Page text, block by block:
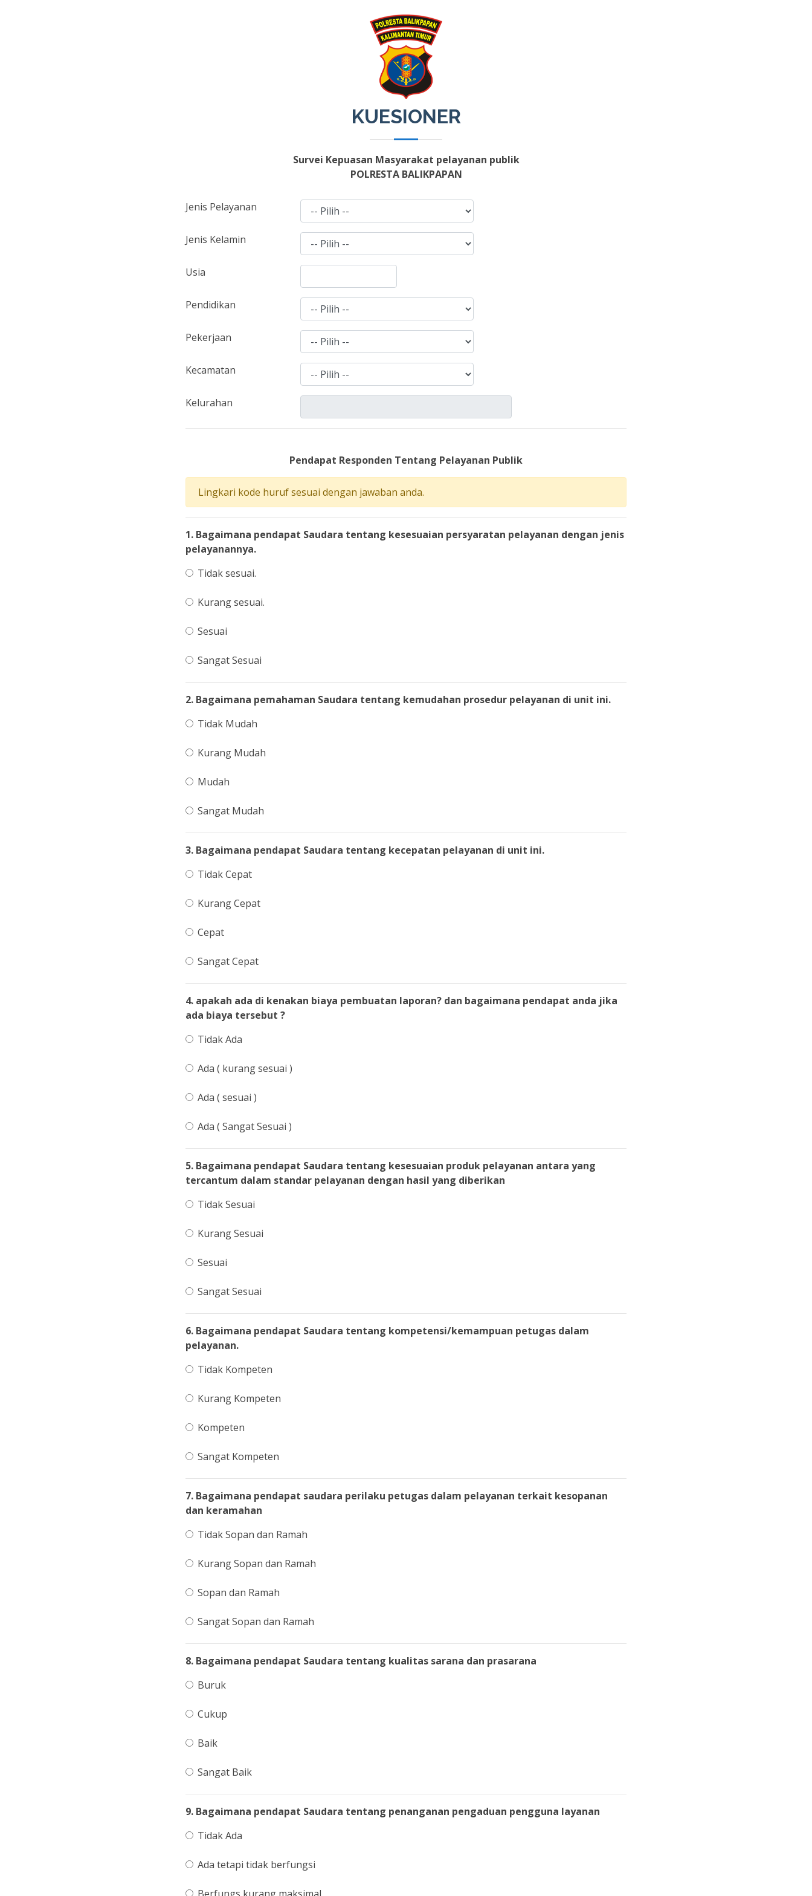
KUESIONER
Survei Kepuasan Masyarakat pelayanan publik
POLRESTA BALIKPAPAN
Jenis Pelayanan
Jenis Kelamin
Usia
Pendidikan
Pekerjaan
Kecamatan
Kelurahan
Pendapat Responden Tentang Pelayanan Publik
Lingkari kode huruf sesuai dengan jawaban anda.
1. Bagaimana pendapat Saudara tentang kesesuaian persyaratan pelayanan dengan jenis
pelayanannya.
Tidak sesuai.
Kurang sesuai.
Sesuai
Sangat Sesuai
2. Bagaimana pemahaman Saudara tentang kemudahan prosedur pelayanan di unit ini.
Tidak Mudah
Kurang Mudah
Mudah
Sangat Mudah
3. Bagaimana pendapat Saudara tentang kecepatan pelayanan di unit ini.
Tidak Cepat
Kurang Cepat
Cepat
Sangat Cepat
4. apakah ada di kenakan biaya pembuatan laporan? dan bagaimana pendapat anda jika
ada biaya tersebut ?
Tidak Ada
Ada ( kurang sesuai )
Ada ( sesuai )
Ada ( Sangat Sesuai )
5. Bagaimana pendapat Saudara tentang kesesuaian produk pelayanan antara yang
tercantum dalam standar pelayanan dengan hasil yang diberikan
Tidak Sesuai
Kurang Sesuai
Sesuai
Sangat Sesuai
6. Bagaimana pendapat Saudara tentang kompetensi/kemampuan petugas dalam
pelayanan.
Tidak Kompeten
Kurang Kompeten
Kompeten
Sangat Kompeten
7. Bagaimana pendapat saudara perilaku petugas dalam pelayanan terkait kesopanan
dan keramahan
Tidak Sopan dan Ramah
Kurang Sopan dan Ramah
Sopan dan Ramah
Sangat Sopan dan Ramah
8. Bagaimana pendapat Saudara tentang kualitas sarana dan prasarana
Buruk
Cukup
Baik
Sangat Baik
9. Bagaimana pendapat Saudara tentang penanganan pengaduan pengguna layanan
Tidak Ada
Ada tetapi tidak berfungsi